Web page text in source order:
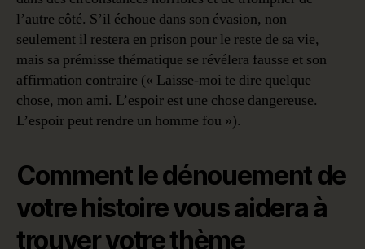
l’autre côté. S’il échoue dans son évasion, non
seulement il restera en prison pour le reste de sa vie,
mais sa prémisse thématique se révélera fausse et son
affirmation contraire (« Laisse-moi te dire quelque
chose, mon ami. L’espoir est une chose dangereuse.
L’espoir peut rendre un homme fou »).
Comment le dénouement de
votre histoire vous aidera à
trouver votre thème